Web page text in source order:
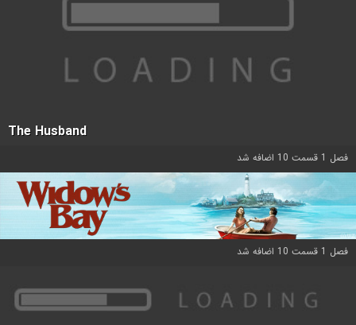
The Husband
فصل 1 قسمت 10 اضافه شد
فصل 1 قسمت 10 اضافه شد